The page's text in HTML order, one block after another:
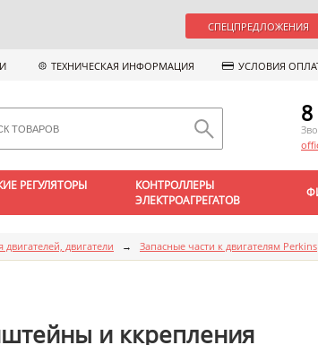
СПЕЦПРЕДЛОЖЕНИЯ
ТЕХНИЧЕСКАЯ ИНФОРМАЦИЯ УСЛОВИЯ
РЕГУЛЯТОРЫ
КОНТРОЛЛЕРЫ
ЭЛЕКТРОАГРЕГАТОВ
двигателей, двигатели → Запасные части к двигателям Perkins
и ккрепления